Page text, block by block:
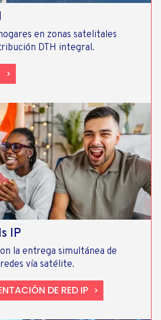
en zonas satelitales
DTH integral.
IP
la entrega simultánea de
vía satélite.
DE RED IP